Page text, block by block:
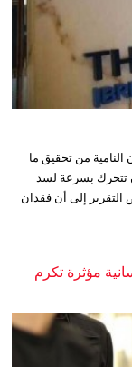
النامية من تحقيق ما
تتحرك بسرعة لسد
التقرير إلى أن فقدان
مؤثرة تكرم